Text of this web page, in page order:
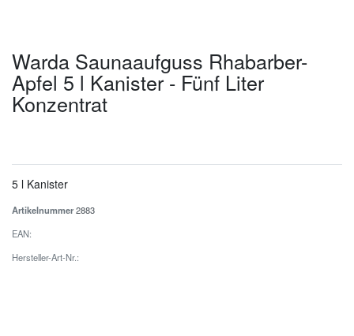
Warda Saunaaufguss Rhabarber-
Apfel 5 l Kanister - Fünf Liter
Konzentrat
5 l Kanister
Artikelnummer2883
EAN:
Hersteller-Art-Nr.: